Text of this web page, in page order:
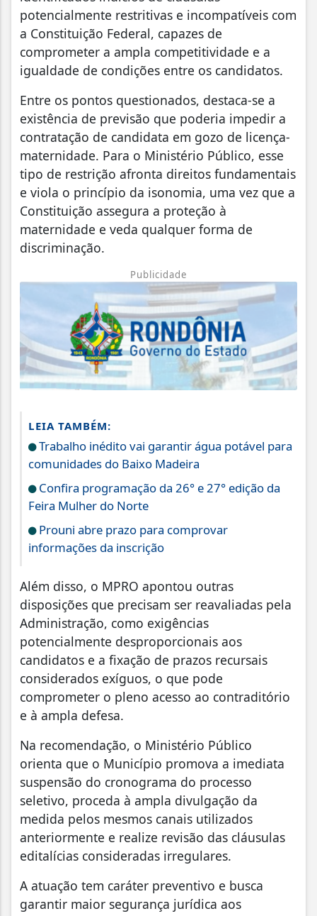
potencialmente restritivas e incompatíveis com
a Constituição Federal, capazes de
comprometer a ampla competitividade e a
igualdade de condições entre os candidatos.
Entre os pontos questionados, destaca-se a
existência de previsão que poderia impedir a
contratação de candidata em gozo de licença-
maternidade. Para o Ministério Público, esse
tipo de restrição afronta direitos fundamentais
e viola o princípio da isonomia, uma vez que a
Constituição assegura a proteção à
maternidade e veda qualquer forma de
discriminação.
Publicidade
LEIA TAMBÉM:
Trabalho inédito vai garantir água potável para
comunidades do Baixo Madeira
Confira programação da 26° e 27° edição da
Feira Mulher do Norte
Prouni abre prazo para comprovar
informações da inscrição
Além disso, o MPRO apontou outras
disposições que precisam ser reavaliadas pela
Administração, como exigências
potencialmente desproporcionais aos
candidatos e a fixação de prazos recursais
considerados exíguos, o que pode
comprometer o pleno acesso ao contraditório
e à ampla defesa.
Na recomendação, o Ministério Público
orienta que o Município promova a imediata
suspensão do cronograma do processo
seletivo, proceda à ampla divulgação da
medida pelos mesmos canais utilizados
anteriormente e realize revisão das cláusulas
editalícias consideradas irregulares.
A atuação tem caráter preventivo e busca
garantir maior segurança jurídica aos